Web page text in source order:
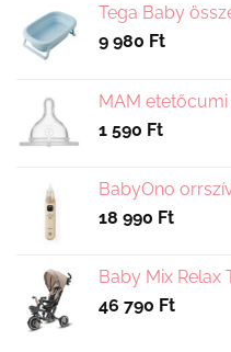
Tega Baby
9 980 Ft
MAM
1 590 Ft
BabyOno
18 990 Ft
Baby Mix Relax
46 790 Ft